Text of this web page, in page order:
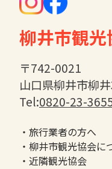
柳井市観光
〒742-0021
山口県柳井市柳
Tel:0820-23-
・旅行業者の方へ
・柳井市観光協会に
・近隣観光協会